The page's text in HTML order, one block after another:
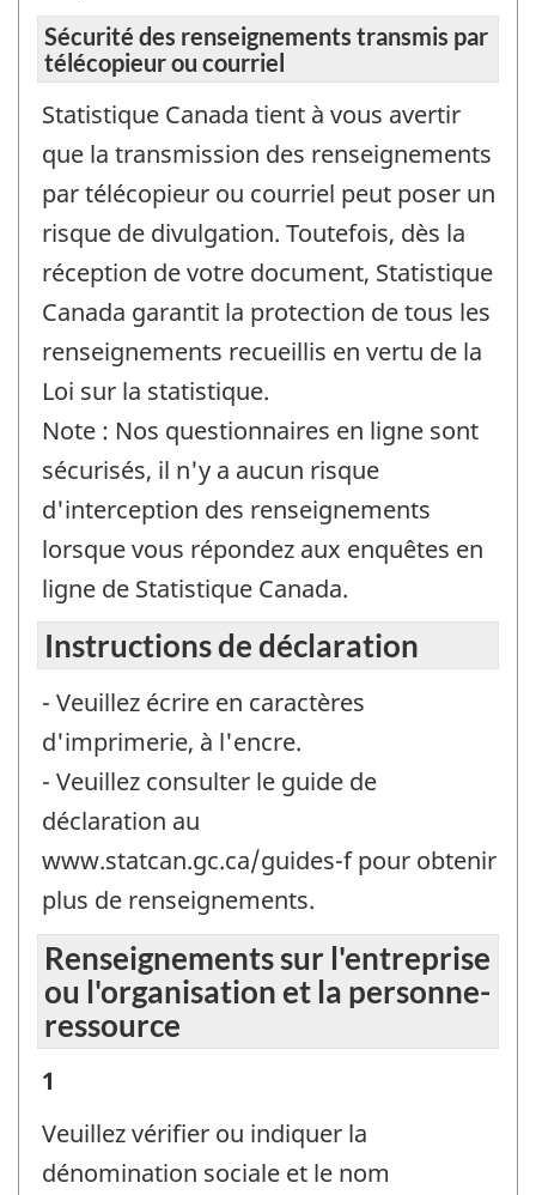
Sécurité des renseignements transmis par
télécopieur ou courriel
Statistique Canada tient à vous avertir
que la transmission des renseignements
par télécopieur ou courriel peut poser un
risque de divulgation. Toutefois, dès la
réception de votre document, Statistique
Canada garantit la protection de tous les
renseignements recueillis en vertu de la
Loi sur la statistique.
Note : Nos questionnaires en ligne sont
sécurisés, il n'y a aucun risque
d'interception des renseignements
lorsque vous répondez aux enquêtes en
ligne de Statistique Canada.
Instructions de déclaration
- Veuillez écrire en caractères
d'imprimerie, à l'encre.
- Veuillez consulter le guide de
déclaration au
www.statcan.gc.ca/guides-f pour obtenir
plus de renseignements.
Renseignements sur l'entreprise
ou l'organisation et la personne-
ressource
Renseignements
sur
l'entreprise
1
Veuillez vérifier ou indiquer la
dénomination sociale et le nom